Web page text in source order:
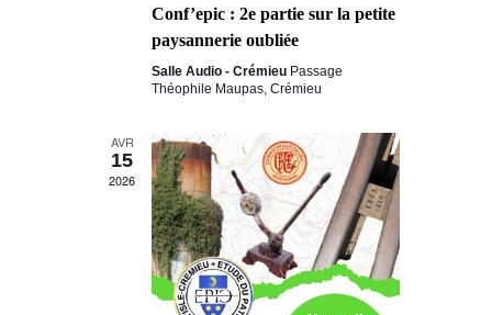
e
n
t
s
Conf’epic : 2e partie sur la petite
paysannerie oubliée
Salle Audio - Crémieu Passage
Théophile Maupas, Crémieu
AVR
15
2026